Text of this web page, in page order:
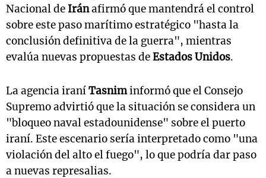
Nacional de Iránafirmó que mantendrá el control
sobre este paso marítimo estratégico "hasta la
conclusión definitiva de la guerra", mientras
evalúa nuevas propuestas deEstados Unidos.
La agencia iraníTasniminformó que el Consejo
Supremo advirtió que la situación se considera un
"bloqueo naval estadounidense" sobre el puerto
iraní. Este escenario sería interpretado como "una
violación del alto el fuego", lo que podría dar paso
a nuevas represalias.